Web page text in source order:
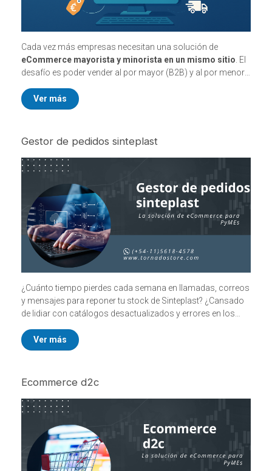
Cada vez más empresas necesitan una solución de
eCommerce mayorista y minorista en un mismo sitio. El
desafío es poder vender al por mayor (B2B) y al por menor
negocio.
Ver más
Gestor de pedidos sinteplast
¿Cuánto tiempo pierdes cada semana en llamadas, correos
y mensajes para reponer tu stock de Sinteplast? ¿Cansado
de lidiar con catálogos desactualizados y errores en los
servicio a tus clientes?
TornadoStore presenta la herramienta definitiva diseñada
máxima eficiencia: el Gestor de Pedidos Sinteplast.
Ver más
Ecommerce d2c